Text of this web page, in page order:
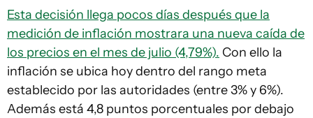
Esta decisión llega pocos días después que la
medición de inflación mostrara una nueva caída de
los precios en el mes de julio (4,79%). Con ello la
inflación se ubica hoy dentro del rango meta
establecido por las autoridades (entre 3% y 6%).
Además está 4,8 puntos porcentuales por debajo